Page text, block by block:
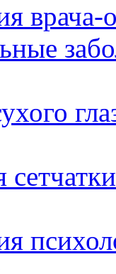
врача-
сетчатки